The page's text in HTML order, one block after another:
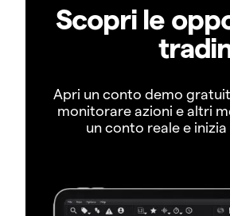
Scopri le
Apri un conto demo
monitorare azioni e altri
un conto reale e